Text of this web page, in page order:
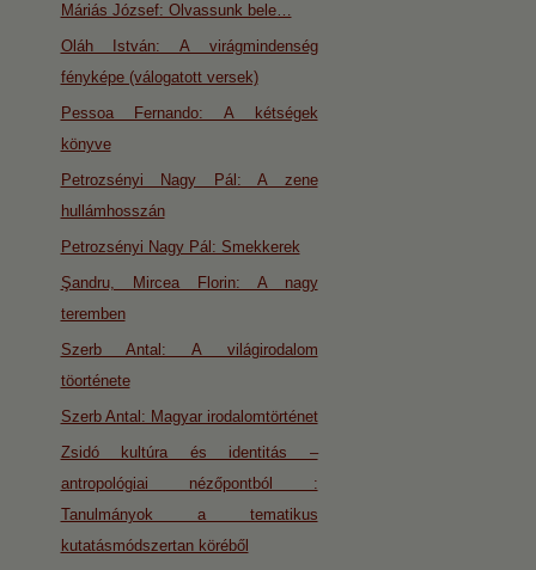
Máriás József: Olvassunk bele…
Oláh István: A virágmindenség
fényképe (válogatott versek)
Pessoa Fernando: A kétségek
könyve
Petrozsényi Nagy Pál: A zene
hullámhosszán
Petrozsényi Nagy Pál: Smekkerek
Şandru, Mircea Florin: A nagy
teremben
Szerb Antal: A világirodalom
töorténete
Szerb Antal: Magyar irodalomtörténet
Zsidó kultúra és identitás –
antropológiai nézőpontból :
Tanulmányok a tematikus
kutatásmódszertan köréből